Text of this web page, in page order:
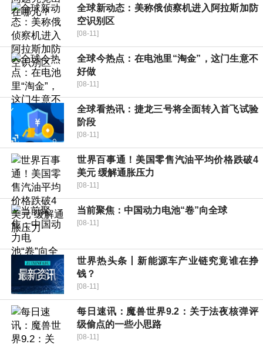
全球新动态：美称俄侦察机进入阿拉斯加防
空识别区
[08-11]
全球今热点：在电池里“淘金”，这门生意不
好做
[08-11]
全球看热讯：捷龙三号将全面转入首飞试验
阶段
[08-11]
世界百事通！美国零售汽油平均价格跌破4
美元 缓解通胀压力
[08-11]
当前聚焦：中国动力电池“卷”向全球
[08-11]
世界热头条丨新能源车产业链究竟谁在挣
钱？
[08-11]
每日速讯：魔兽世界9.2：关于法夜核弹评
级偷点的一些小思路
[08-11]